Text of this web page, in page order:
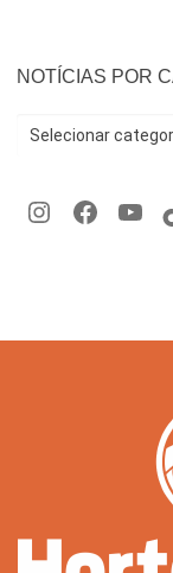
NOTÍCIAS POR